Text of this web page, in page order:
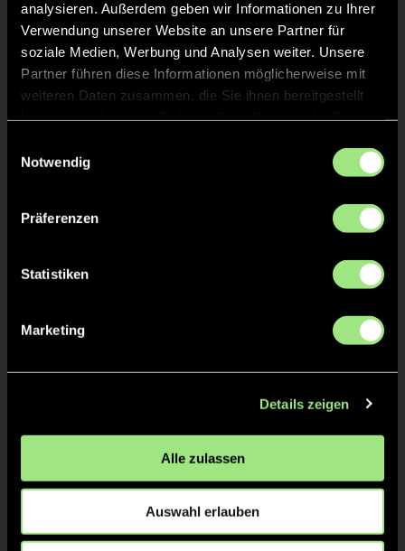
analysieren. Außerdem geben wir Informationen zu Ihrer
Verwendung unserer Website an unsere Partner für
soziale Medien, Werbung und Analysen weiter. Unsere
Partner führen diese Informationen möglicherweise mit
weiteren Daten zusammen, die Sie ihnen bereitgestellt
Notwendig
Präferenzen
Statistiken
Marketing
Details zeigen
Alle zulassen
Auswahl erlauben
Erich F. 29
Kian K. 58
Staff
1/4
0:1 1’
0:2 2’